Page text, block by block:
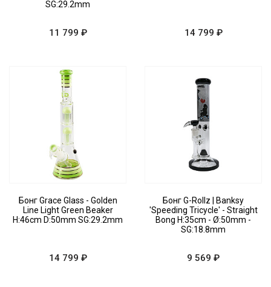
SG:29.2mm
11 799 ₽ 14 799 ₽
Бонг Grace Glass - Golden
Line Light Green Beaker
H:46cm D:50mm SG:29.2mm
14 799 ₽
Бонг G-Rollz | Banksy
'Speeding Tricycle' - Straight
Bong H:35cm - Ø:50mm -
SG:18.8mm
9 569 ₽